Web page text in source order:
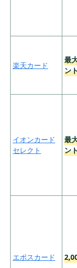
楽天カード
最
ン
イオンカード
セレクト
最
ン
エポスカード